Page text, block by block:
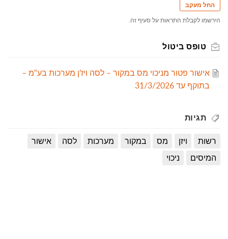
החל מעקב
הירשמו לקבלת התראות על סעיף זה.
טופס ביטול
אישור פטור מניכוי מס במקור – לסה ויז'ן מערכות בע"מ –
בתוקף עד 31/3/2026
תגיות
רשות ויזן מס במקור מערכות לסה
אישור
המיסים
ניכוי